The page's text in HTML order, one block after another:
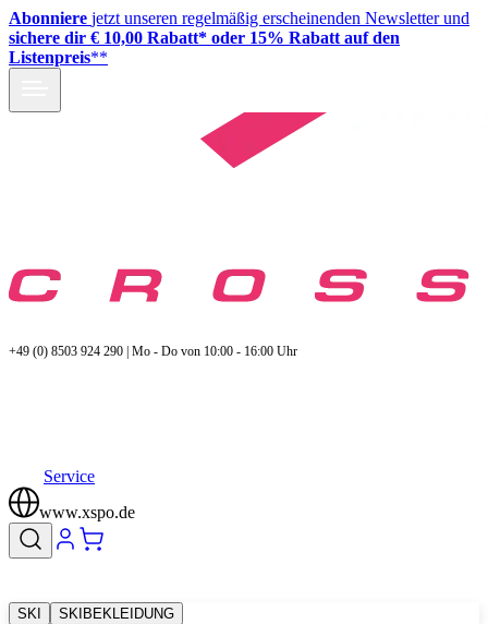
Abonniere jetzt unseren regelmäßig erscheinenden Newsletter und
sichere dir € 10,00 Rabatt* oder 15% Rabatt auf den
Listenpreis**
+49 (0) 8503 924 290 | Mo - Do von 10:00 - 16:00 Uhr
Service
www.xspo.de
SKI SKIBEKLEIDUNG